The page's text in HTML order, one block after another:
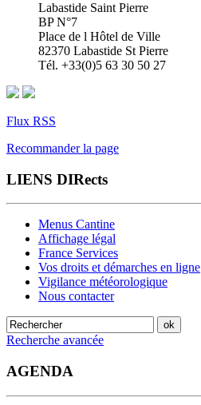
Labastide Saint Pierre
BP N°7
Place de l Hôtel de Ville
82370 Labastide St Pierre
Tél. +33(0)5 63 30 50 27
Flux RSS
Recommander la page
LIENS DIRects
Menus Cantine
Affichage légal
France Services
Vos droits et démarches en ligne
Vigilance météorologique
Nous contacter
Recherche avancée
AGENDA